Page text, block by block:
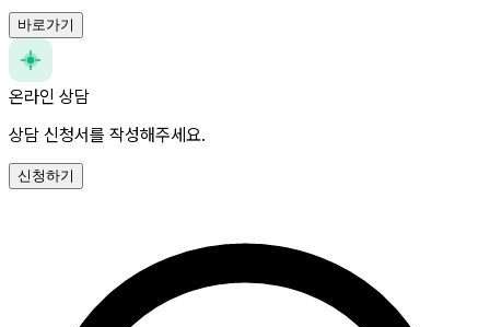
바로가기
온라인 상담
상담 신청서를 작성해주세요.
신청하기